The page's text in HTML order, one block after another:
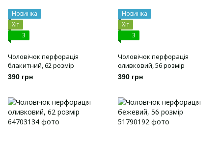
Новинка
Хіт
3
Чоловічок перфорація
блакитний, 62 розмір
390 грн
Новинка
Хіт
3
Чоловічок перфорація
оливковий, 56 розмір
390 грн